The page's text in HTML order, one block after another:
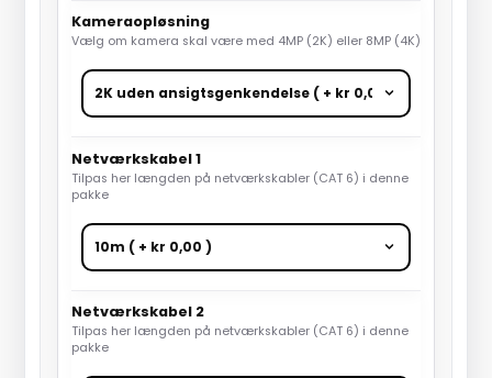
Kameraopløsning
Vælg om kamera skal være med 4MP (2K) eller 8MP (4K)
Netværkskabel 1
Tilpas her længden på netværkskabler (CAT 6) i denne
pakke
Netværkskabel 2
Tilpas her længden på netværkskabler (CAT 6) i denne
pakke